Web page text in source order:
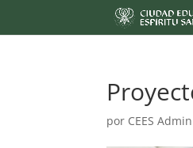
por CEES Admin